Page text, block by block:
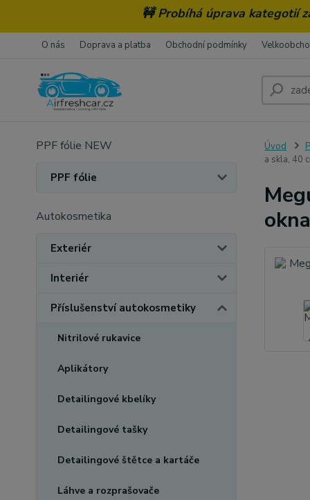
🚧 Probíhá úprava kategotií
O nás Doprava a platba Obchodní podmínky
PPF fólie NEW
PPF fólie
Autokosmetika
Exteriér
Interiér
Příslušenství autokosmetiky
Nitrilové rukavice
Aplikátory
Detailingové kbelíky
Detailingové tašky
Detailingové štětce a kartáče
Láhve a rozprašovače
Úvod
a skla, 40